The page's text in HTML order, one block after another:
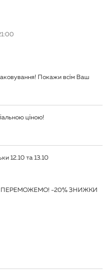
Покажи всім Ваш
ціною!
12.10 та 13.10
-20% ЗНИЖКИ